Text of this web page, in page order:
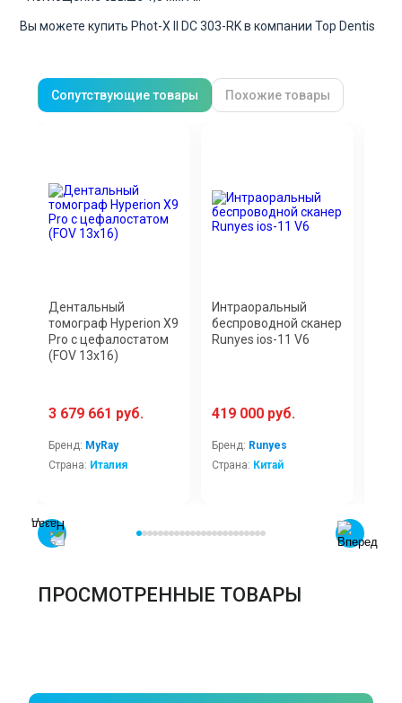
Вы можете купить Phot-X II DC 303-RK в компании Top Dentis
Сопутствующие товары Похожие товары
Дентальный
томограф Hyperion X9
Pro с цефалостатом
(FOV 13x16)
3 679 661 руб.
Бренд: MyRay
Страна: Италия
Интраоральный
беспроводной сканер
Runyes ios-11 V6
419 000 руб.
Бренд: Runyes
Страна: Китай
ПРОСМОТРЕННЫЕ ТОВАРЫ